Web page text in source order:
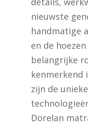
nieuwste
handmatige
en de
belangrijke
kenmerkend
zijn de
Dorelan